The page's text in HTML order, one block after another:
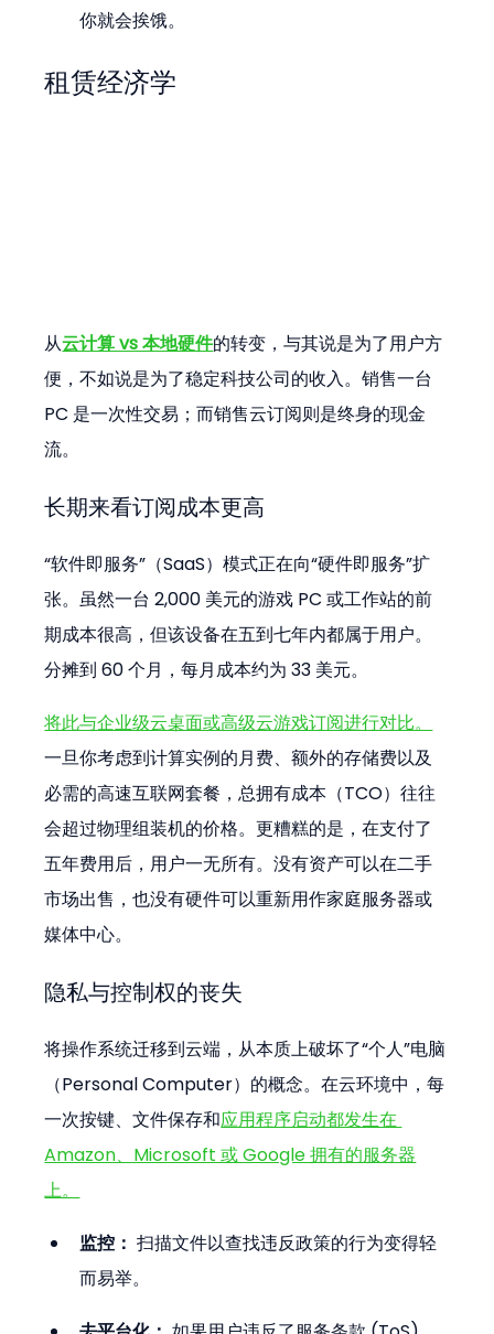
你就会挨饿。
租赁经济学
从云计算 vs 本地硬件的转变，与其说是为了用户方
便，不如说是为了稳定科技公司的收入。销售一台
PC 是一次性交易；而销售云订阅则是终身的现金
流。
长期来看订阅成本更高
“软件即服务”（SaaS）模式正在向“硬件即服务”扩
张。虽然一台 2,000 美元的游戏 PC 或工作站的前
期成本很高，但该设备在五到七年内都属于用户。
分摊到 60 个月，每月成本约为 33 美元。
将此与企业级云桌面或高级云游戏订阅进行对比。
一旦你考虑到计算实例的月费、额外的存储费以及
必需的高速互联网套餐，总拥有成本（TCO）往往
会超过物理组装机的价格。更糟糕的是，在支付了
五年费用后，用户一无所有。没有资产可以在二手
市场出售，也没有硬件可以重新用作家庭服务器或
媒体中心。
隐私与控制权的丧失
将操作系统迁移到云端，从本质上破坏了“个人”电脑
（Personal Computer）的概念。在云环境中，每
一次按键、文件保存和应用程序启动都发生在
Amazon、Microsoft 或 Google 拥有的服务器
上。
监控： 扫描文件以查找违反政策的行为变得轻
而易举。